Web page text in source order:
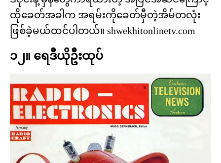
ထိုခေတ်အခါက အရမ်းကိုခေတ်မှီတဲ့အိမ်တလုံး
ဖြစ်ခဲ့မယ်ထင်ပါတယ်။ shwekhitonlinetv.com
၁၂။ ရေဒီယိုဦးထုပ်